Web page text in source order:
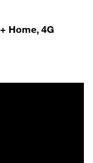
Home, 4G